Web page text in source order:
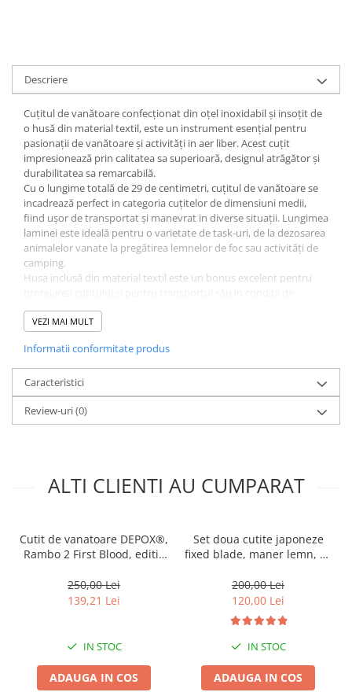
Descriere
Cuțitul de vanătoare confecționat din oțel inoxidabil și insoțit de
o husă din material textil, este un instrument esențial pentru
pasionații de vanătoare și activități in aer liber. Acest cuțit
impresionează prin calitatea sa superioară, designul atrăgător și
durabilitatea sa remarcabilă.
Cu o lungime totală de 29 de centimetri, cuțitul de vanătoare se
incadrează perfect in categoria cuțitelor de dimensiuni medii,
fiind ușor de transportat și manevrat in diverse situații. Lungimea
laminei este ideală pentru o varietate de task-uri, de la dezosarea
animalelor vanate la pregătirea lemnelor de foc sau activități de
camping.
Husa inclusă din material textil este un bonus excelent pentru
adecvată impotriva zgarieturilor și a elementelor exterioare.
precum vanătoarea, pescuitul, campingul, activitățile in aer liber
sau chiar in situații de urgență. Fiind un instrument de calitate
superioară, este potrivit și pentru colecționarii de cuțite sau
pentru cei care apreciază obiectele deosebite.
Date tehnice :
Lungime : 31 cm
Grosime : 2,5 cm
VEZI MAI MULT
Informatii conformitate produs
Caracteristici
Review-uri(0)
ALTI CLIENTI AU CUMPARAT
Cutit de vanatoare DEPOX®,
Rambo 2 First Blood, editie
inclusa
250,00 Lei
139,21 Lei
IN STOC
ADAUGA IN COS
Set doua cutite japoneze
fixed blade, maner lemn, 24
200,00 Lei
120,00 Lei
IN STOC
ADAUGA IN COS